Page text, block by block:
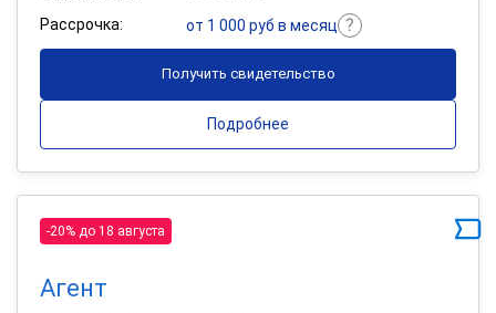
Рассрочка:
от 1 000 руб в месяц
Получить свидетельство
Подробнее
-20% до 18 августа
Агент